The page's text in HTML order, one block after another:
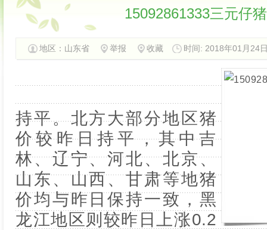
15092861333三元仔
地区： 山东省 举报 收藏 时间: 2018年01月24
持平。北方大部分地区猪
价较昨日持平，其中吉
林、辽宁、河北、北京、
山东、山西、甘肃等地猪
价均与昨日保持一致，黑
龙江地区则较昨日上涨0.2